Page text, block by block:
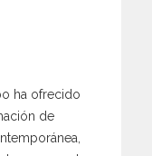
ha ofrecido
de